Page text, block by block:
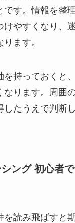
です。情報を整
けやすくなり、
ます。
を持っておくと
なります。周囲
したうえで判断
ング 初心者
を読み飛ばすと